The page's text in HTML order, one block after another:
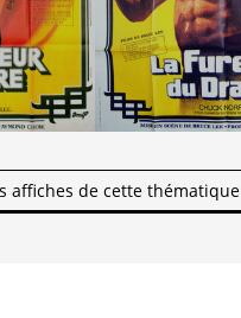
affiches de cette thématique